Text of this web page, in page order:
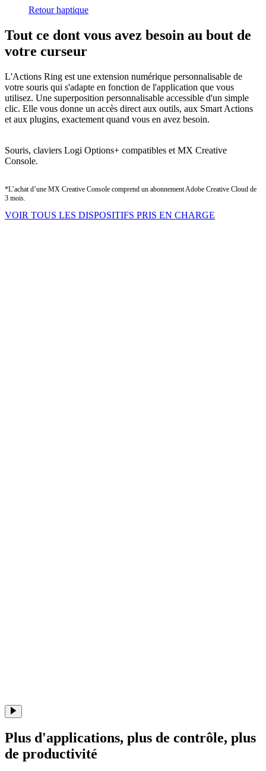
Retour haptique
Tout ce dont vous avez besoin au bout de
votre curseur
L'Actions Ring est une extension numérique personnalisable de
votre souris qui s'adapte en fonction de l'application que vous
utilisez. Une superposition personnalisable accessible d'un simple
clic. Elle vous donne un accès direct aux outils, aux Smart Actions
et aux plugins, exactement quand vous en avez besoin.
Souris, claviers Logi Options+ compatibles et MX Creative
Console.
*L’achat d’une MX Creative Console comprend un abonnement Adobe Creative Cloud de
3 mois.
VOIR TOUS LES DISPOSITIFS PRIS EN CHARGE
Plus d'applications, plus de contrôle, plus
de productivité